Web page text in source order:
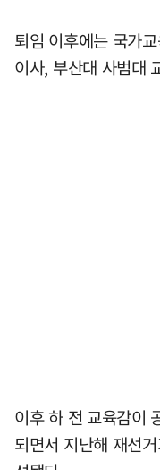
퇴임 이후에는 국가
이사, 부산대 사범대
이후 하 전 교육감이
되면서 지난해 재선